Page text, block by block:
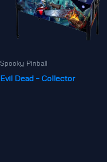
Spooky Pinball
Evil Dead – Collector